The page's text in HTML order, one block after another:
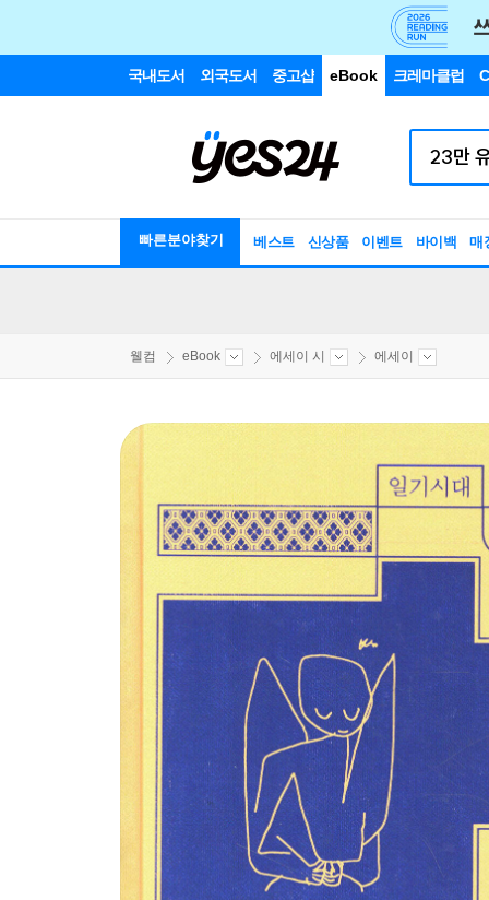
국내도서 외국도서 중고샵 eBook 크레마클럽
빠른분야찾기 베스트 신상품 이벤트 바이백 매
웰컴 eBook 에세이 시 에세이